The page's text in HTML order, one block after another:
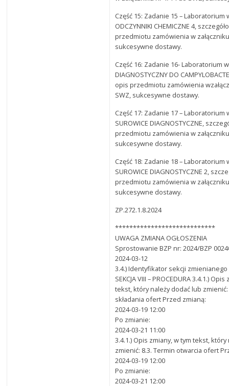
Część 15: Zadanie 15 – Laboratorium
ODCZYNNIKI CHEMICZNE 4,
przedmiotu zamówienia w
sukcesywne dostawy.
Część 16: Zadanie 16- Laboratorium
DIAGNOSTYCZNY DO
opis przedmiotu zamówienia
SWZ, sukcesywne dostawy.
Część 17: Zadanie 17 – Laboratorium
SUROWICE DIAGNOSTYCZNE,
przedmiotu zamówienia w
sukcesywne dostawy.
Część 18: Zadanie 18 – Laboratorium
SUROWICE DIAGNOSTYCZNE 2,
przedmiotu zamówienia w
sukcesywne dostawy.
ZP.272.1.8.2024
****************************
UWAGA ZMIANA OGŁOSZENIA
Sprostowanie BZP nr: 2024/BZP
2024-03-12
3.4.) Identyfikator sekcji zmienianego
SEKCJA VIII – PROCEDURA 3.4.1.)
tekst, który należy dodać lub
składania ofert Przed zmianą:
2024-03-19 12:00
Po zmianie:
2024-03-21 11:00
3.4.1.) Opis zmiany, w tym tekst,
zmienić: 8.3. Termin otwarcia ofert
2024-03-19 12:00
Po zmianie:
2024-03-21 12:00